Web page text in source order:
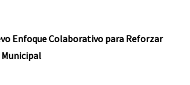
Enfoque Colaborativo para Reforzar
Municipal